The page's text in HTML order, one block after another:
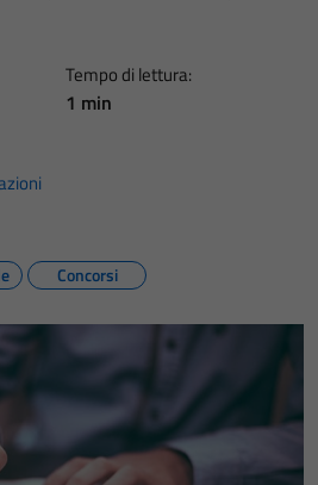
Tempo di lettura:
1 min
Concorsi